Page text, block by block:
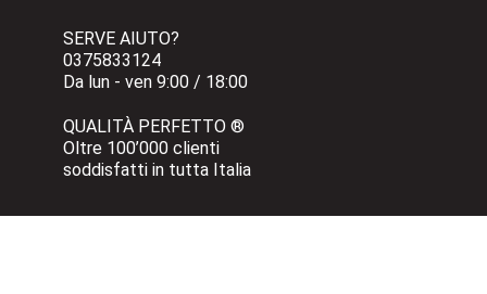
SERVE AIUTO?
0375833124
Da lun - ven 9:00 / 18:00
QUALITÀ PERFETTO ®
Oltre 100’000 clienti
soddisfatti in tutta Italia